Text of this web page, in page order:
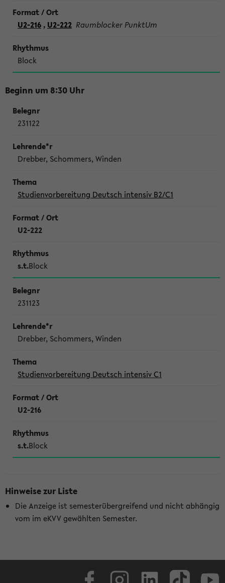
U2-216 , U2-222 Raumblocker PunktUm
Block
Beginn um 8:30 Uhr
231122
Drebber, Schommers, Winden
Studienvorbereitung Deutsch intensiv B2/C1
U2-222
s.t.Block
231123
Drebber, Schommers, Winden
Studienvorbereitung Deutsch intensiv C1
U2-216
s.t.Block
Hinweise zur Liste
Die Anzeige ist semesterübergreifend und nicht abhängig
vom im eKVV gewählten Semester.